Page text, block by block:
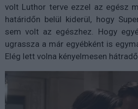
volt Luthor terve ezzel az egész
határidőn belül kiderül, hogy
sem volt az egészhez. Hogy
ugrassza a már egyébként is
Elég lett volna kényelmesen